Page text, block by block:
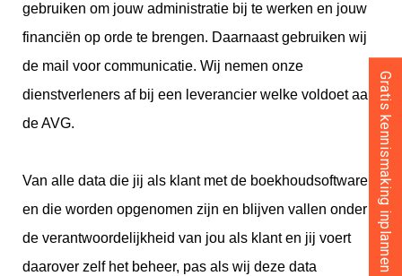
gebruiken om jouw administratie bij te werken en jouw
financiën op orde te brengen. Daarnaast gebruiken wij
de mail voor communicatie. Wij nemen onze
dienstverleners af bij een leverancier welke voldoet aan
de AVG.
Van alle data die jij als klant met de boekhoudsoftware
en die worden opgenomen zijn en blijven vallen onder
de verantwoordelijkheid van jou als klant en jij voert
daarover zelf het beheer, pas als wij deze data
Gratis kennismaking inplannen